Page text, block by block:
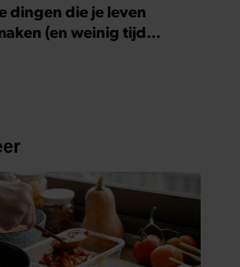
dingen die je leven
(en weinig tijd